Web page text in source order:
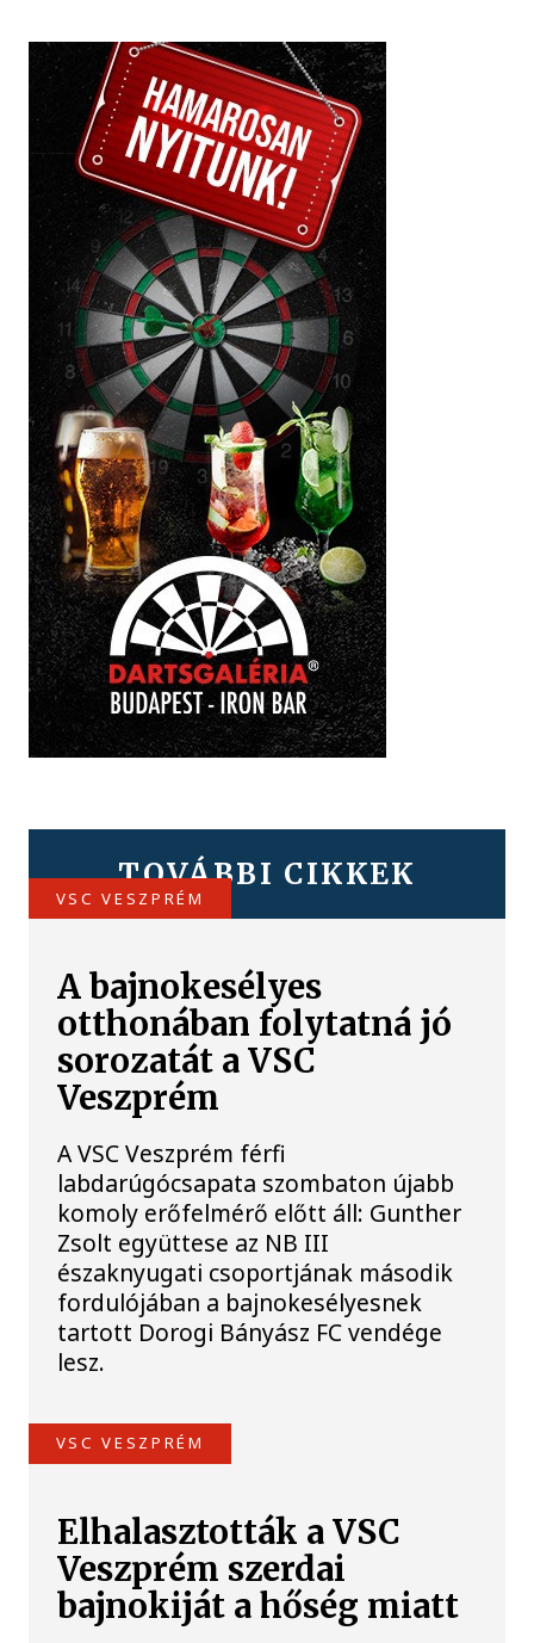
TOVÁBBI CIKKEK
VSC VESZPRÉM
A bajnokesélyes
otthonában folytatná jó
sorozatát a VSC
Veszprém
A VSC Veszprém férfi
labdarúgócsapata szombaton újabb
komoly erőfelmérő előtt áll: Gunther
Zsolt együttese az NB III
északnyugati csoportjának második
fordulójában a bajnokesélyesnek
tartott Dorogi Bányász FC vendége
lesz.
VSC VESZPRÉM
Elhalasztották a VSC
Veszprém szerdai
bajnokiját a hőség miatt